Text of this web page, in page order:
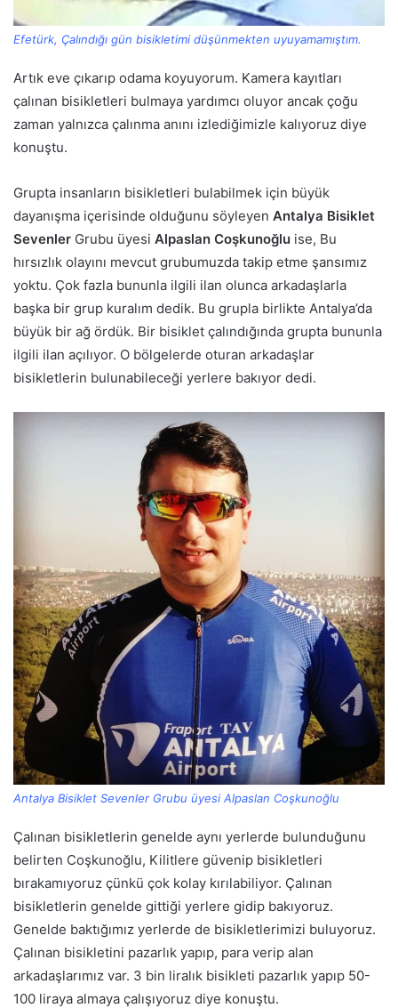
Efetürk, Çalındığı gün bisikletimi düşünmekten uyuyamamıştım.
Artık eve çıkarıp odama koyuyorum. Kamera kayıtları
çalınan bisikletleri bulmaya yardımcı oluyor ancak çoğu
zaman yalnızca çalınma anını izlediğimizle kalıyoruz diye
konuştu.
Grupta insanların bisikletleri bulabilmek için büyük
dayanışma içerisinde olduğunu söyleyen Antalya Bisiklet
Sevenler Grubu üyesi Alpaslan Coşkunoğlu ise, Bu
hırsızlık olayını mevcut grubumuzda takip etme şansımız
yoktu. Çok fazla bununla ilgili ilan olunca arkadaşlarla
başka bir grup kuralım dedik. Bu grupla birlikte Antalya’da
büyük bir ağ ördük. Bir bisiklet çalındığında grupta bununla
ilgili ilan açılıyor. O bölgelerde oturan arkadaşlar
bisikletlerin bulunabileceği yerlere bakıyor dedi.
Antalya Bisiklet Sevenler Grubu üyesi Alpaslan Coşkunoğlu
Çalınan bisikletlerin genelde aynı yerlerde bulunduğunu
belirten Coşkunoğlu, Kilitlere güvenip bisikletleri
bırakamıyoruz çünkü çok kolay kırılabiliyor. Çalınan
bisikletlerin genelde gittiği yerlere gidip bakıyoruz.
Genelde baktığımız yerlerde de bisikletlerimizi buluyoruz.
Çalınan bisikletini pazarlık yapıp, para verip alan
arkadaşlarımız var. 3 bin liralık bisikleti pazarlık yapıp 50-
100 liraya almaya çalışıyoruz diye konuştu.